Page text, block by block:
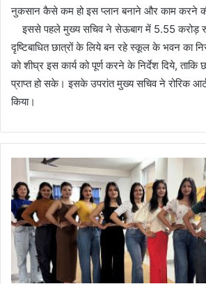
नुकसान कैसे कम हो इस प्लान बनाने और काम करने
इससे पहले मुख्य सचिव ने सेऊबाग में 5.55 करोड़
दृष्टिबाधित छात्रों के लिये बन रहे स्कूल के भवन का
को शीघ्र इस कार्य को पूर्ण करने के निर्देश दिये, ताकि
प्राप्त हो सके। इसके उपरांत मुख्य सचिव ने रोरिक
किया।